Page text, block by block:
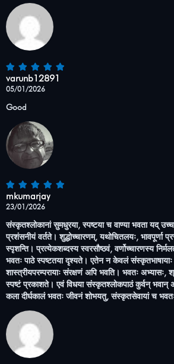
varunb12891
05/01/2026
Good
mkumarjay
23/01/2026
संस्कृतश्लोकानां सुमधुरया, स्पष्टया च वाण्या भवता यद्
प्रशंसनीयं वर्तते। शुद्धोच्चारणम्, यथोचितलयः, भावपूर्णा
स्पृशन्ति। प्रत्येकशब्दस्य स्वरसौष्ठवं, वर्णोच्चारणस्य
भवतः पाठे स्पष्टतया दृश्यते। एतेन न केवलं संस्कृतभाषायाः
शास्त्रीयपरम्परायाः संरक्षणं अपि भवति। भवतः अभ्यासः,
स्पष्टं प्रकाशते। एवं विधया संस्कृतश्लोकपाठं कुर्वन् भवान्
कला दीर्घकालं भवतः जीवनं शोभयतु, संस्कृतसेवायां च भवतः